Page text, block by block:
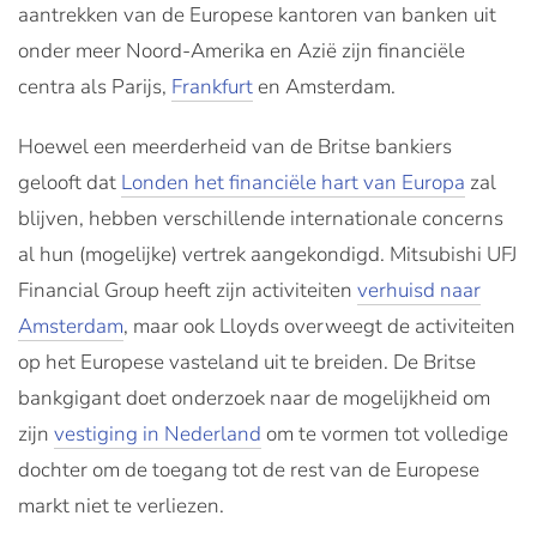
aantrekken van de Europese kantoren van banken uit
onder meer Noord-Amerika en Azië zijn financiële
centra als Parijs, Frankfurt en Amsterdam.
Hoewel een meerderheid van de Britse bankiers
gelooft dat Londen het financiële hart van Europa zal
blijven, hebben verschillende internationale concerns
al hun (mogelijke) vertrek aangekondigd. Mitsubishi UFJ
Financial Group heeft zijn activiteiten verhuisd naar
Amsterdam, maar ook Lloyds overweegt de activiteiten
op het Europese vasteland uit te breiden. De Britse
bankgigant doet onderzoek naar de mogelijkheid om
zijn vestiging in Nederland om te vormen tot volledige
dochter om de toegang tot de rest van de Europese
markt niet te verliezen.